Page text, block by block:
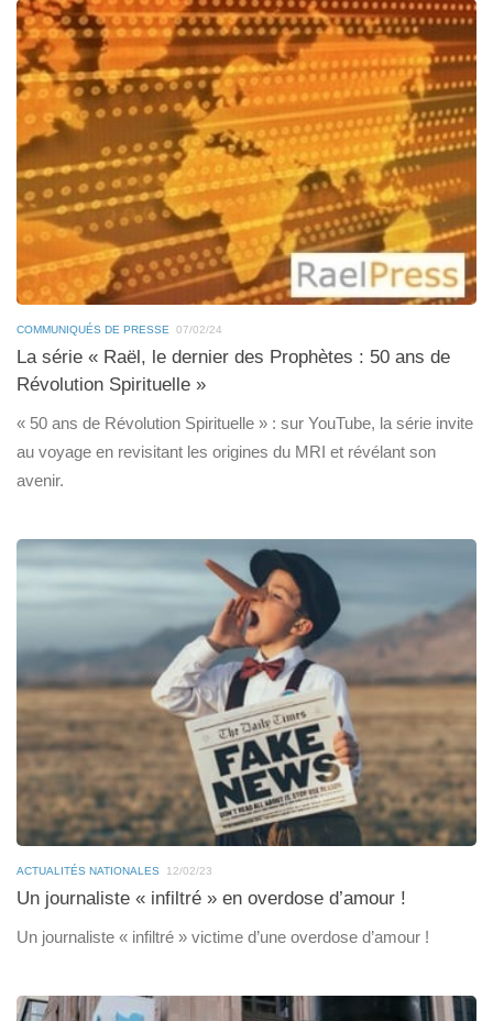
COMMUNIQUÉS DE PRESSE 07/02/24
La série « Raël, le dernier des Prophètes : 50 ans de
Révolution Spirituelle »
« 50 ans de Révolution Spirituelle » : sur YouTube, la série invite
au voyage en revisitant les origines du MRI et révélant son
avenir.
ACTUALITÉS NATIONALES 12/02/23
Un journaliste « infiltré » en overdose d’amour !
Un journaliste « infiltré » victime d’une overdose d’amour !